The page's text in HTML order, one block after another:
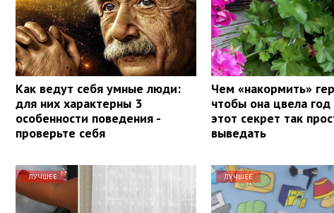
Как ведут себя умные люди:
для них характерны 3
особенности поведения -
проверьте себя
Чем «накормить»
чтобы она цвела год
этот секрет так
выведать
ЛУЧШЕЕ ЛУЧШЕЕ